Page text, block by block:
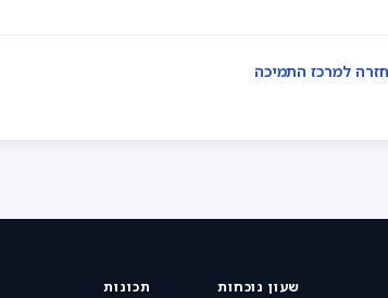
חזרה למרכז התמיכה
שעון נוכחות תכונות